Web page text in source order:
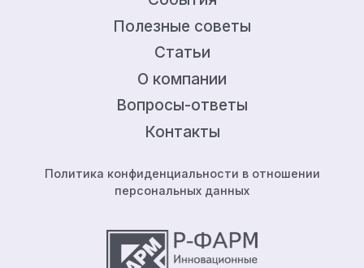
Полезные советы
Статьи
О компании
Вопросы-ответы
Контакты
Политика конфиденциальности в отношении
персональных данных